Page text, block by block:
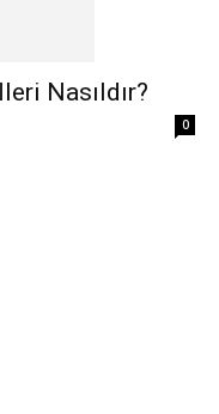
Nasıldır?
0